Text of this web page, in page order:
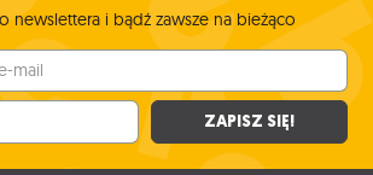
newslettera i bądź zawsze na bieżąco
ZAPISZ SIĘ!